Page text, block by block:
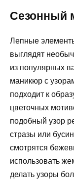
Сезонный
Лепные
выглядят
из популярных
маникюр с
подходит к
цветочных
подобный узор
стразы или
смотрятся
использовать
делать узоры